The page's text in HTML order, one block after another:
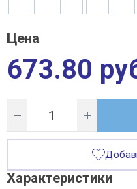
Цена
673.80
Характеристики